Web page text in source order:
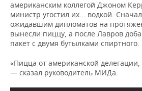
американским коллегой Джоном
министр угостил их... водкой.
ожидавшим дипломатов на
вынесли пиццу, а после Лавров
пакет с двумя бутылками спиртного.
«Пицца от американской делегации,
— сказал руководитель МИДа.